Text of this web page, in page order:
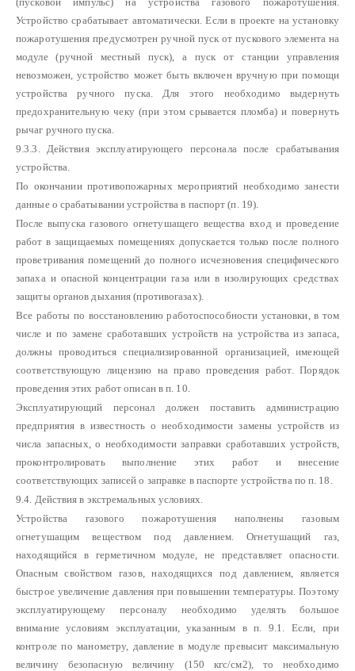
Устройство срабатывает автоматически. Если в проекте на установку
пожаротушения предусмотрен ручной пуск от пускового элемента на
модуле (ручной местный пуск), а пуск от станции управления
невозможен, устройство может быть включен вручную при помощи
устройства ручного пуска. Для этого необходимо выдернуть
предохранительную чеку (при этом срывается пломба) и повернуть
рычаг ручного пуска.
9.3.3. Действия эксплуатирующего персонала после срабатывания
устройства.
По окончании противопожарных мероприятий необходимо занести
данные о срабатывании устройства в паспорт (п. 19).
После выпуска газового огнетушащего вещества вход и проведение
работ в защищаемых помещениях допускается только после полного
проветривания помещений до полного исчезновения специфического
запаха и опасной концентрации газа или в изолирующих средствах
защиты органов дыхания (противогазах).
Все работы по восстановлению работоспособности установки, в том
числе и по замене сработавших устройств на устройства из запаса,
должны проводиться специализированной организацией, имеющей
соответствующую лицензию на право проведения работ. Порядок
проведения этих работ описан в п. 10.
Эксплуатирующий персонал должен поставить администрацию
предприятия в известность о необходимости замены устройств из
числа запасных, о необходимости заправки сработавших устройств,
проконтролировать выполнение этих работ и внесение
соответствующих записей о заправке в паспорте устройства по п. 18.
9.4. Действия в экстремальных условиях.
Устройства газового пожаротушения наполнены газовым
огнетушащим веществом под давлением. Огнетушащий газ,
находящийся в герметичном модуле, не представляет опасности.
Опасным свойством газов, находящихся под давлением, является
быстрое увеличение давления при повышении температуры. Поэтому
эксплуатирующему персоналу необходимо уделять большое
внимание условиям эксплуатации, указанным в п. 9.1. Если, при
контроле по манометру, давление в модуле превысит максимальную
величину безопасную величину (150 кгс/см2), то необходимо